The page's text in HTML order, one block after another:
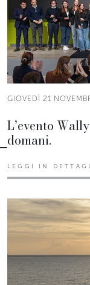
GIOVEDÌ 21
L’evento
domani.
LEGGI IN